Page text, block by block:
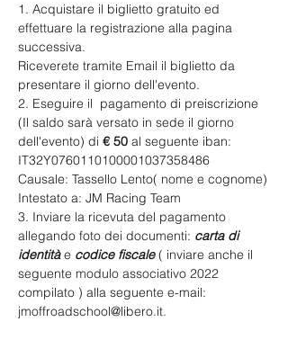
1. Acquistare il biglietto gratuito ed
effettuare la registrazione alla pagina
successiva.
Riceverete tramite Email il biglietto da
presentare il giorno dell'evento.
2. Eseguire il  pagamento di preiscrizione
(Il saldo sarà versato in sede il giorno
dell'evento) di € 50 al seguente iban:
IT32Y0760110100001037358486
​Causale: Tassello Lento( nome e cognome)
Intestato a: JM Racing Team
3. Inviare la ricevuta del pagamento
allegando foto dei documenti: carta di
identità e codice fiscale ( inviare anche il
seguente modulo associativo 2022
compilato ) alla seguente e-mail:
jmoffroadschool@libero.it.